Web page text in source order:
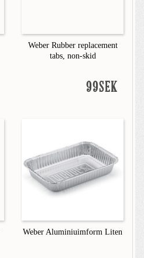
Weber Rubber replacement
tabs, non-skid
99SEK
Weber Aluminiuimform Liten